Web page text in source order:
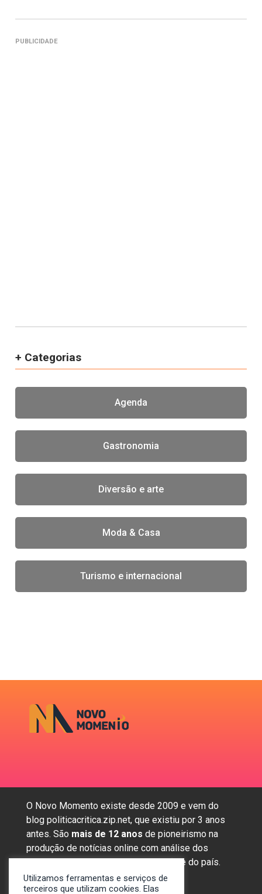
PUBLICIDADE
+ Categorias
Agenda
Gastronomia
Diversão e arte
Moda & Casa
Turismo e internacional
O Novo Momento existe desde 2009 e vem do
blog politicacritica.zip.net, que existiu por 3 anos
antes. São mais de 12 anos de pioneirismo na
produção de notícias online com análise dos
assuntos mais importantes da região e do país.
Utilizamos ferramentas e serviços de
terceiros que utilizam cookies. Elas